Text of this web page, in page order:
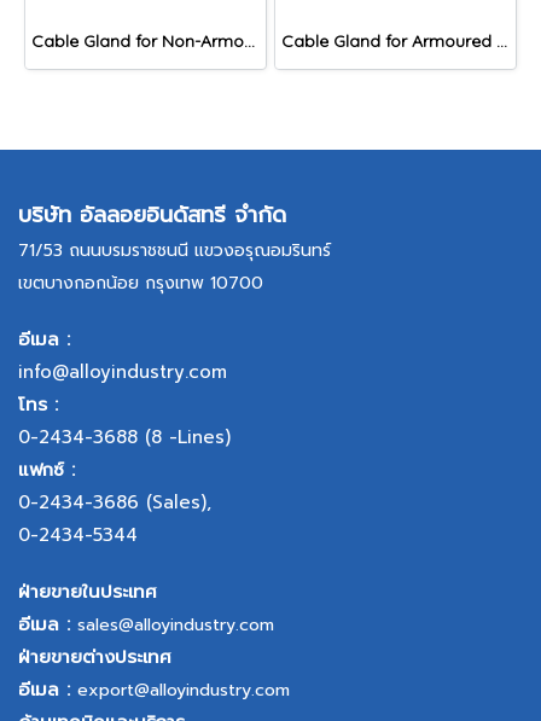
Cable Gland for Non-Armoured Cable, DNAF Series Cable Gland for Armoured Cable, DAC Series
บริษัท อัลลอยอินดัสทรี จำกัด
71/53 ถนนบรมราชชนนี แขวงอรุณอมรินทร์
เขตบางกอกน้อย กรุงเทพ 10700
อีเมล :
info@alloyindustry.com
โทร :
0-2434-3688 (8 -Lines)
แฟกซ์ :
0-2434-3686 (Sales),
0-2434-5344
ฝ่ายขายในประเทศ
อีเมล : sales@alloyindustry.com
ฝ่ายขายต่างประเทศ
อีเมล : export@alloyindustry.com